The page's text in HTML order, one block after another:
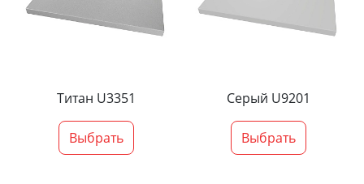
Титан U3351
Выбрать
Серый U9201
Выбрать